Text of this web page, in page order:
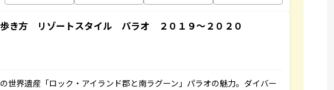
き方 リゾートスタイル パラオ ２０１９～２０２０
世界遺産「ロック・アイランド郡と南ラグーン」パラオの魅力。ダイバー